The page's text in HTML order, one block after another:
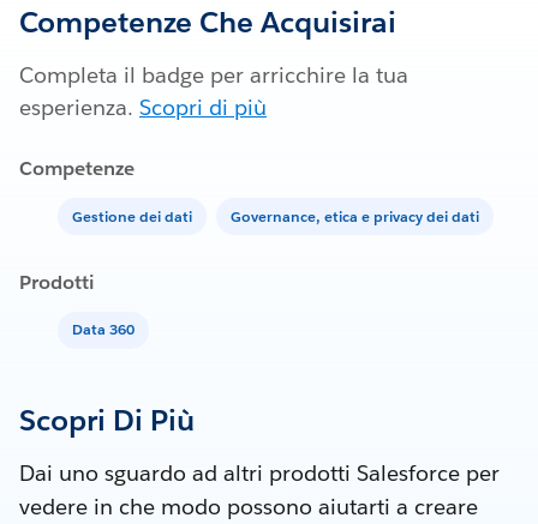
Competenze Che Acquisirai
Completa il badge per arricchire la tua
esperienza. Scopri di più
Competenze
Gestione dei dati Governance, etica e privacy dei dati
Prodotti
Data 360
Scopri Di Più
Dai uno sguardo ad altri prodotti Salesforce per
vedere in che modo possono aiutarti a creare